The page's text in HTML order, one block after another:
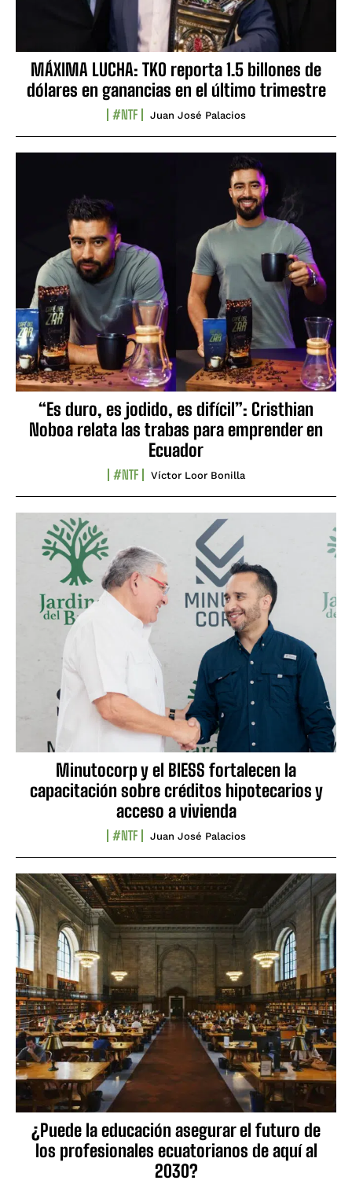
MÁXIMA LUCHA: TKO reporta 1.5 billones de
dólares en ganancias en el último trimestre
#NTF Juan José Palacios
“Es duro, es jodido, es difícil”: Cristhian
Noboa relata las trabas para emprender en
Ecuador
#NTF Víctor Loor Bonilla
Minutocorp y el BIESS fortalecen la
capacitación sobre créditos hipotecarios y
acceso a vivienda
#NTF Juan José Palacios
¿Puede la educación asegurar el futuro de
los profesionales ecuatorianos de aquí al
2030?